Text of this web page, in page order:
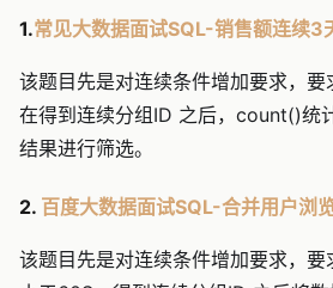
1.常见大数据面试SQL-销售额连续3
该题目先是对连续条件增加要求，
在得到连续分组ID 之后，count()统
结果进行筛选。
2. 百度大数据面试SQL-合并用户浏
该题目先是对连续条件增加要求，